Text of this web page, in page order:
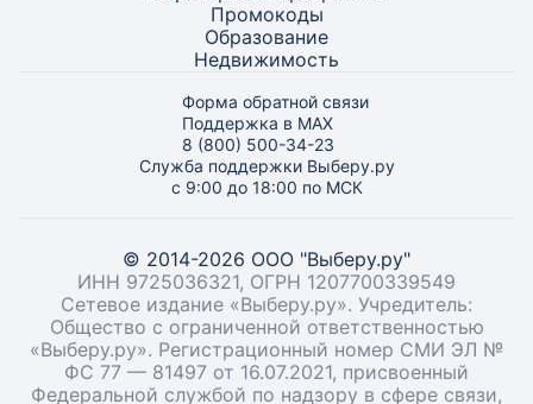
Промокоды
Образование
Недвижимость
Форма обратной связи
Поддержка в MAX
8 (800) 500-34-23
Служба поддержки Выберу.ру
с 9:00 до 18:00 по МСК
© 2014-2026 ООО "Выберу.ру"
ИНН 9725036321, ОГРН 1207700339549
Сетевое издание «Выберу.ру». Учредитель:
Общество с ограниченной ответственностью
«Выберу.ру». Регистрационный номер СМИ ЭЛ №
ФС 77 — 81497 от 16.07.2021, присвоенный
Федеральной службой по надзору в сфере связи,